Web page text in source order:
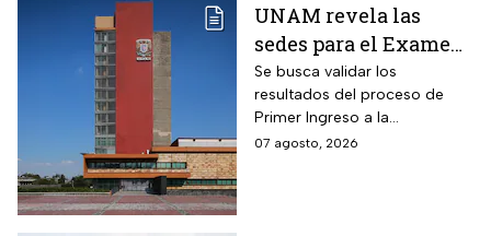
UNAM revela las
sedes para el Examen
de control 2026;
consulta dónde será
Se busca validar los
resultados del proceso de
Primer Ingreso a la
Licenciatura luego de
07 agosto, 2026